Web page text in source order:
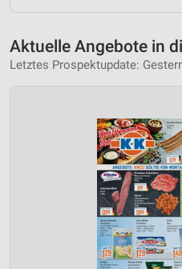
Aktuelle Angebote in
Letztes Prospektupdate: